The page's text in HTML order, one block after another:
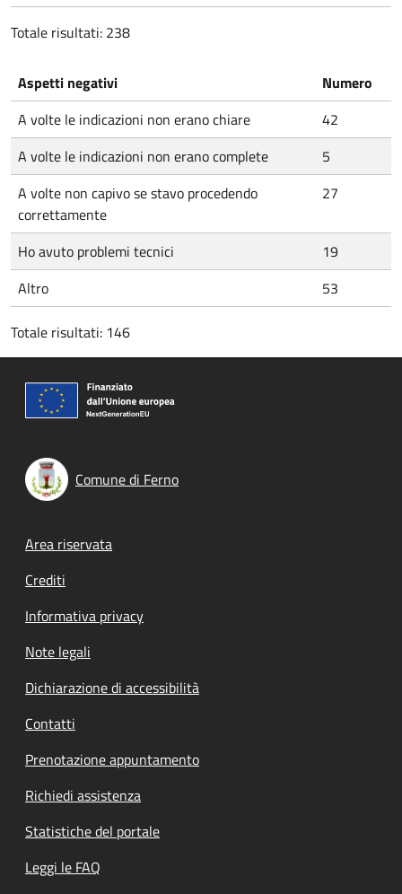
Totale risultati: 238
Aspetti negativi
Numero
A volte le indicazioni non erano chiare
42
A volte le indicazioni non erano complete
5
A volte non capivo se stavo procedendo
correttamente
27
Ho avuto problemi tecnici
19
Altro
53
Totale risultati: 146
Comune di Ferno
Footer menu
Area riservata
Crediti
Informativa privacy
Note legali
Dichiarazione di accessibilità
Contatti
Prenotazione appuntamento
Richiedi assistenza
Statistiche del portale
Leggi le FAQ